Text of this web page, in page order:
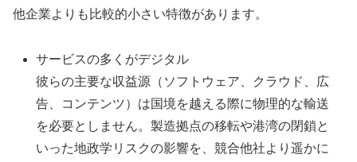
他企業よりも比較的小さい特徴があります。
サービスの多くがデジタル
彼らの主要な収益源（ソフトウェア、クラウド、広
告、コンテンツ）は国境を越える際に物理的な輸送
を必要としません。製造拠点の移転や港湾の閉鎖と
いった地政学リスクの影響を、競合他社より遥かに